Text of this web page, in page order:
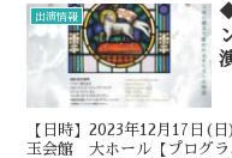
出演情報
【日時】2023年12月17日(
玉会館 大ホール【プログラ